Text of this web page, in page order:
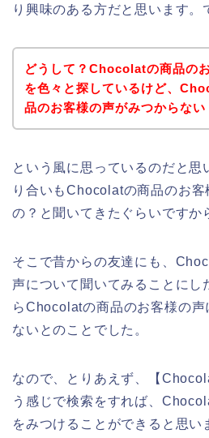
り興味のある方だと思います。
どうして？Chocolatの商品の
を色々と探しているけど、
品のお客様の声がみつからない
という風に思っているのだと思
り合いもChocolatの商品のお
の？と聞いてきたぐらいですか
そこで昔からの友達にも、
声について聞いてみることにし
らChocolatの商品のお客様の声
ないとのことでした。
なので、とりあえず、【
う感じで検索をすれば、
をみつけることができると思い